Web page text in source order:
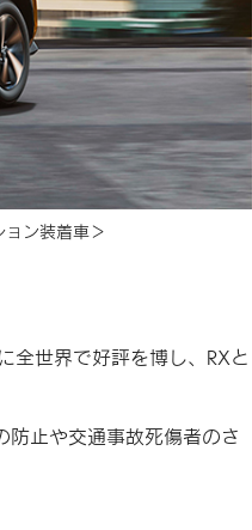
ョン装着車＞
全世界で好評を博し、RXと
防止や交通事故死傷者のさ